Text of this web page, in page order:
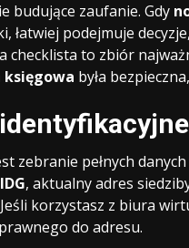
budujące zaufanie. Gdy
łatwiej podejmuje
checklista to zbiór
księgowa była
zebranie pełnych
, aktualny adres
korzystasz z biura
do adresu.